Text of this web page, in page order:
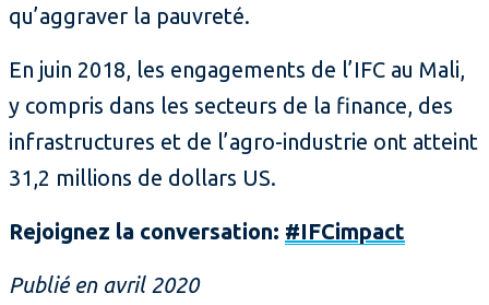
qu’aggraver la pauvreté.
En juin 2018, les engagements de l’IFC au Mali,
y compris dans les secteurs de la finance, des
infrastructures et de l’agro-industrie ont atteint
31,2 millions de dollars US.
Rejoignez la conversation: #IFCimpact
Publié en avril 2020